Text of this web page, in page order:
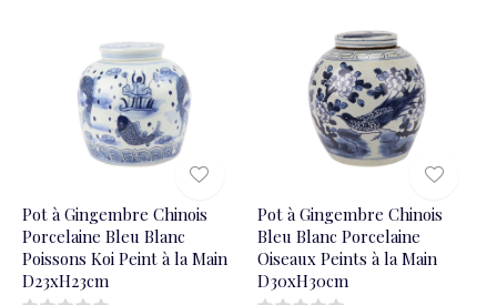
Pot à Gingembre Chinois
Porcelaine Bleu Blanc
Poissons Koi Peint à la Main
D23xH23cm
Pot à Gingembre Chinois
Bleu Blanc Porcelaine
Oiseaux Peints à la Main
D30xH30cm